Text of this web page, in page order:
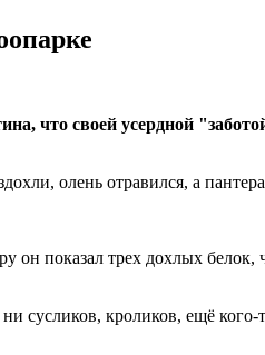
что своей усердной
олень отравился, а
он показал трех дохлых белок,
сусликов, кроликов, ещё